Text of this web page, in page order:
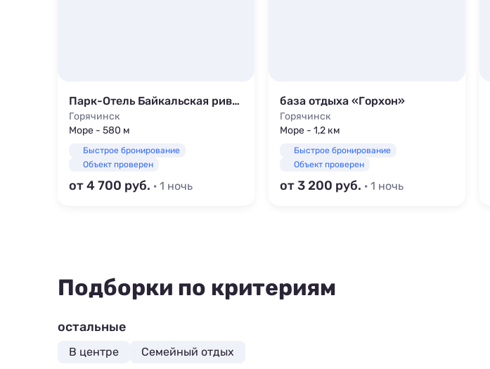
Парк-Отель Байкальская ривьера
Горячинск
Море - 580 м
Быстрое бронирование
Объект проверен
от 4 700 · 1 ночь
база отдыха «Горхон»
Горячинск
Море - 1,2 км
Быстрое бронирование
Объект проверен
от 3 200 · 1 ночь
Подборки по критериям
остальные
В центре Семейный отдых